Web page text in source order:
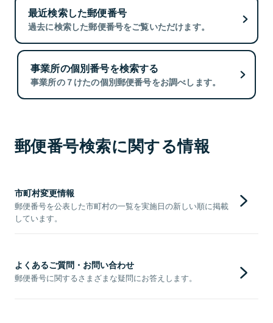
最近検索した郵便番号
過去に検索した郵便番号をご覧いただけます。
事業所の個別番号を検索する
事業所の７けたの個別郵便番号をお調べします。
郵便番号検索に関する情報
市町村変更情報
郵便番号を公表した市町村の一覧を実施日の新しい順に掲載
しています。
よくあるご質問・お問い合わせ
郵便番号に関するさまざまな疑問にお答えします。